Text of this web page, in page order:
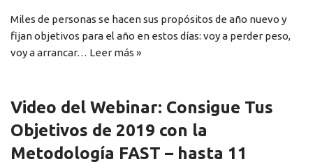
Miles de personas se hacen sus propósitos de año nuevo y
fijan objetivos para el año en estos días: voy a perder peso,
voy a arrancar… Leer más »
Video del Webinar: Consigue Tus
Objetivos de 2019 con la
Metodología FAST – hasta 11